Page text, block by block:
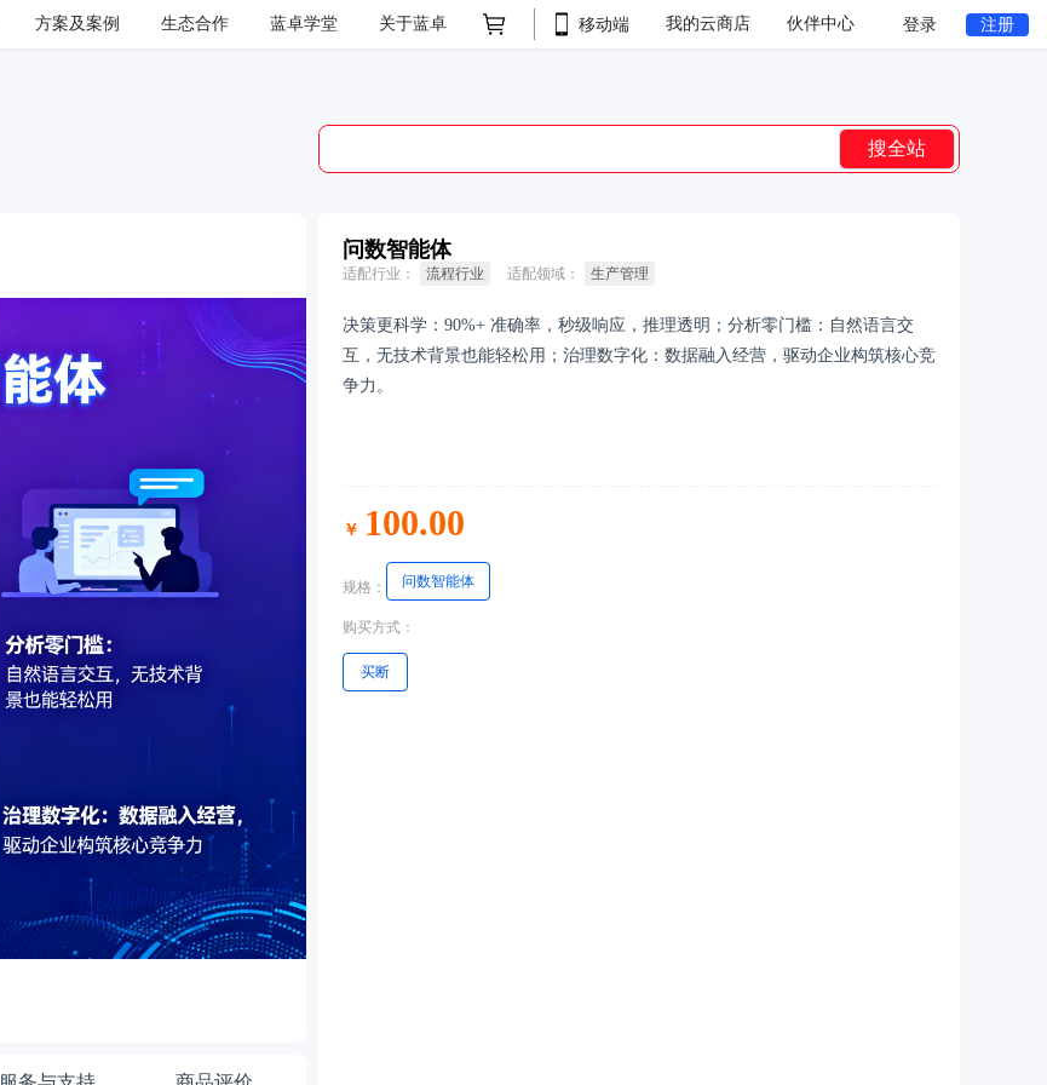
方案及案例 生态合作 蓝卓学堂 关于蓝卓 移动端 我的云商店 伙伴中心 登录 注册
搜全站
问数智能体
适配行业： 流程行业 适配领域： 生产管理
决策更科学：90%+ 准确率，秒级响应，推理透明；分析零门槛：自然语言交
互，无技术背景也能轻松用；治理数字化：数据融入经营，驱动企业构筑核心竞
争力。
￥ 100.00
规格： 问数智能体
购买方式：
买断